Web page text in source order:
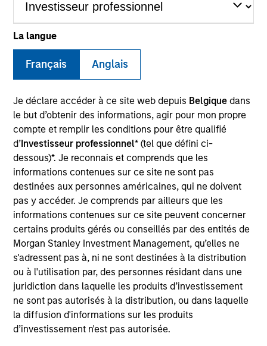
La langue
Français Anglais
Je déclare accéder à ce site web depuis Belgique dans
le but d’obtenir des informations, agir pour mon propre
compte et remplir les conditions pour être qualifié
d’Investisseur professionnel* (tel que défini ci-
dessous)*. Je reconnais et comprends que les
informations contenues sur ce site ne sont pas
destinées aux personnes américaines, qui ne doivent
pas y accéder. Je comprends par ailleurs que les
informations contenues sur ce site peuvent concerner
certains produits gérés ou conseillés par des entités de
Morgan Stanley Investment Management, qu’elles ne
s'adressent pas à, ni ne sont destinées à la distribution
ou à l'utilisation par, des personnes résidant dans une
juridiction dans laquelle les produits d’investissement
ne sont pas autorisés à la distribution, ou dans laquelle
la diffusion d'informations sur les produits
d’investissement n'est pas autorisée.
Invested on
Jan 2002
Transaction Type
Value Buyout
Realization Date
Jan 2005
Concert Capital Resources was formed as a capital
provider to the energy industry primarily through
mezzanine-type financing products. Concert’s portfolio
consisted primarily of loans to, and related equity and
royalty interests in, oil and gas exploration and production
firms.
Investment Team
Morgan Stanley Energy Partners